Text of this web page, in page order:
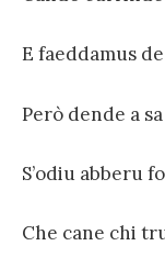
E faeddamus
Però dende a
S’odiu abberu
Che cane chi